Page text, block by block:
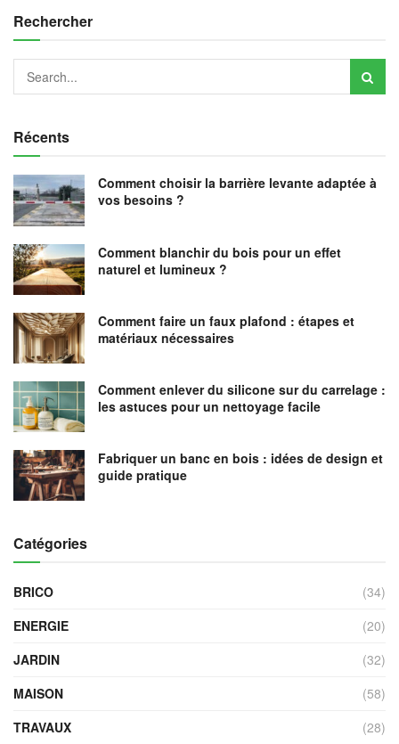
Rechercher
Récents
Comment choisir la barrière levante adaptée à
vos besoins ?
Comment blanchir du bois pour un effet
naturel et lumineux ?
Comment faire un faux plafond : étapes et
matériaux nécessaires
Comment enlever du silicone sur du carrelage :
les astuces pour un nettoyage facile
Fabriquer un banc en bois : idées de design et
guide pratique
Catégories
BRICO
(34)
ENERGIE
(20)
JARDIN
(32)
MAISON
(58)
TRAVAUX
(28)